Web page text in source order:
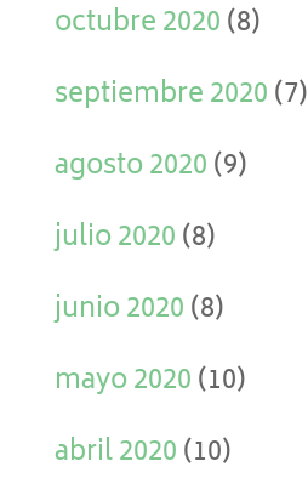
octubre 2020(8)
septiembre 2020(7)
agosto 2020(9)
julio 2020(8)
junio 2020(8)
mayo 2020(10)
abril 2020(10)